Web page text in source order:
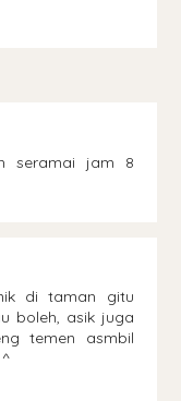
seramai jam 8
di taman gitu
boleh, asik juga
temen asmbil